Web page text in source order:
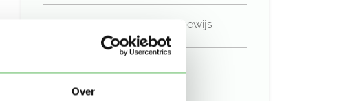
Over
Niet in bezit van een rijbewijs